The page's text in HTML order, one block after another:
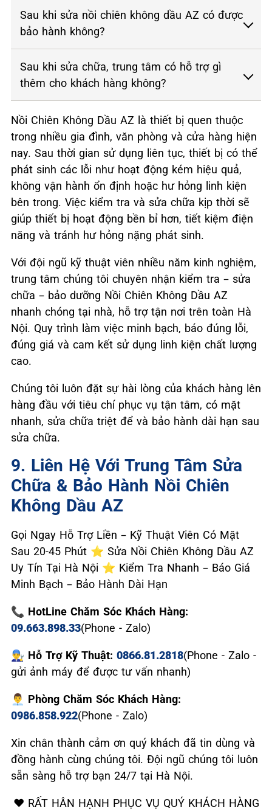
Sau khi sửa nồi chiên không dầu AZ có được
bảo hành không?
Sau khi sửa chữa, trung tâm có hỗ trợ gì
thêm cho khách hàng không?
Nồi Chiên Không Dầu AZ là thiết bị quen thuộc
trong nhiều gia đình, văn phòng và cửa hàng hiện
nay. Sau thời gian sử dụng liên tục, thiết bị có thể
phát sinh các lỗi như hoạt động kém hiệu quả,
không vận hành ổn định hoặc hư hỏng linh kiện
bên trong. Việc kiểm tra và sửa chữa kịp thời sẽ
giúp thiết bị hoạt động bền bỉ hơn, tiết kiệm điện
năng và tránh hư hỏng nặng phát sinh.
Với đội ngũ kỹ thuật viên nhiều năm kinh nghiệm,
trung tâm chúng tôi chuyên nhận kiểm tra – sửa
chữa – bảo dưỡng Nồi Chiên Không Dầu AZ
nhanh chóng tại nhà, hỗ trợ tận nơi trên toàn Hà
Nội. Quy trình làm việc minh bạch, báo đúng lỗi,
đúng giá và cam kết sử dụng linh kiện chất lượng
cao.
Chúng tôi luôn đặt sự hài lòng của khách hàng lên
hàng đầu với tiêu chí phục vụ tận tâm, có mặt
nhanh, sửa chữa triệt để và bảo hành dài hạn sau
sửa chữa.
9. Liên Hệ Với Trung Tâm Sửa
Chữa & Bảo Hành Nồi Chiên
Không Dầu AZ
Gọi Ngay Hỗ Trợ Liền – Kỹ Thuật Viên Có Mặt
Sau 20-45 Phút ⭐ Sửa Nồi Chiên Không Dầu AZ
Uy Tín Tại Hà Nội ⭐ Kiểm Tra Nhanh – Báo Giá
Minh Bạch – Bảo Hành Dài Hạn
📞 HotLine Chăm Sóc Khách Hàng:
09.663.898.33(Phone - Zalo)
👨‍🔧 Hỗ Trợ Kỹ Thuật: 0866.81.2818(Phone - Zalo -
gửi ảnh máy để được tư vấn nhanh)
👨‍💼 Phòng Chăm Sóc Khách Hàng:
0986.858.922(Phone - Zalo)
Xin chân thành cảm ơn quý khách đã tin dùng và
đồng hành cùng chúng tôi. Đội ngũ chúng tôi luôn
sẵn sàng hỗ trợ bạn 24/7 tại Hà Nội.
❤️ RẤT HÂN HẠNH PHỤC VỤ QUÝ KHÁCH HÀNG